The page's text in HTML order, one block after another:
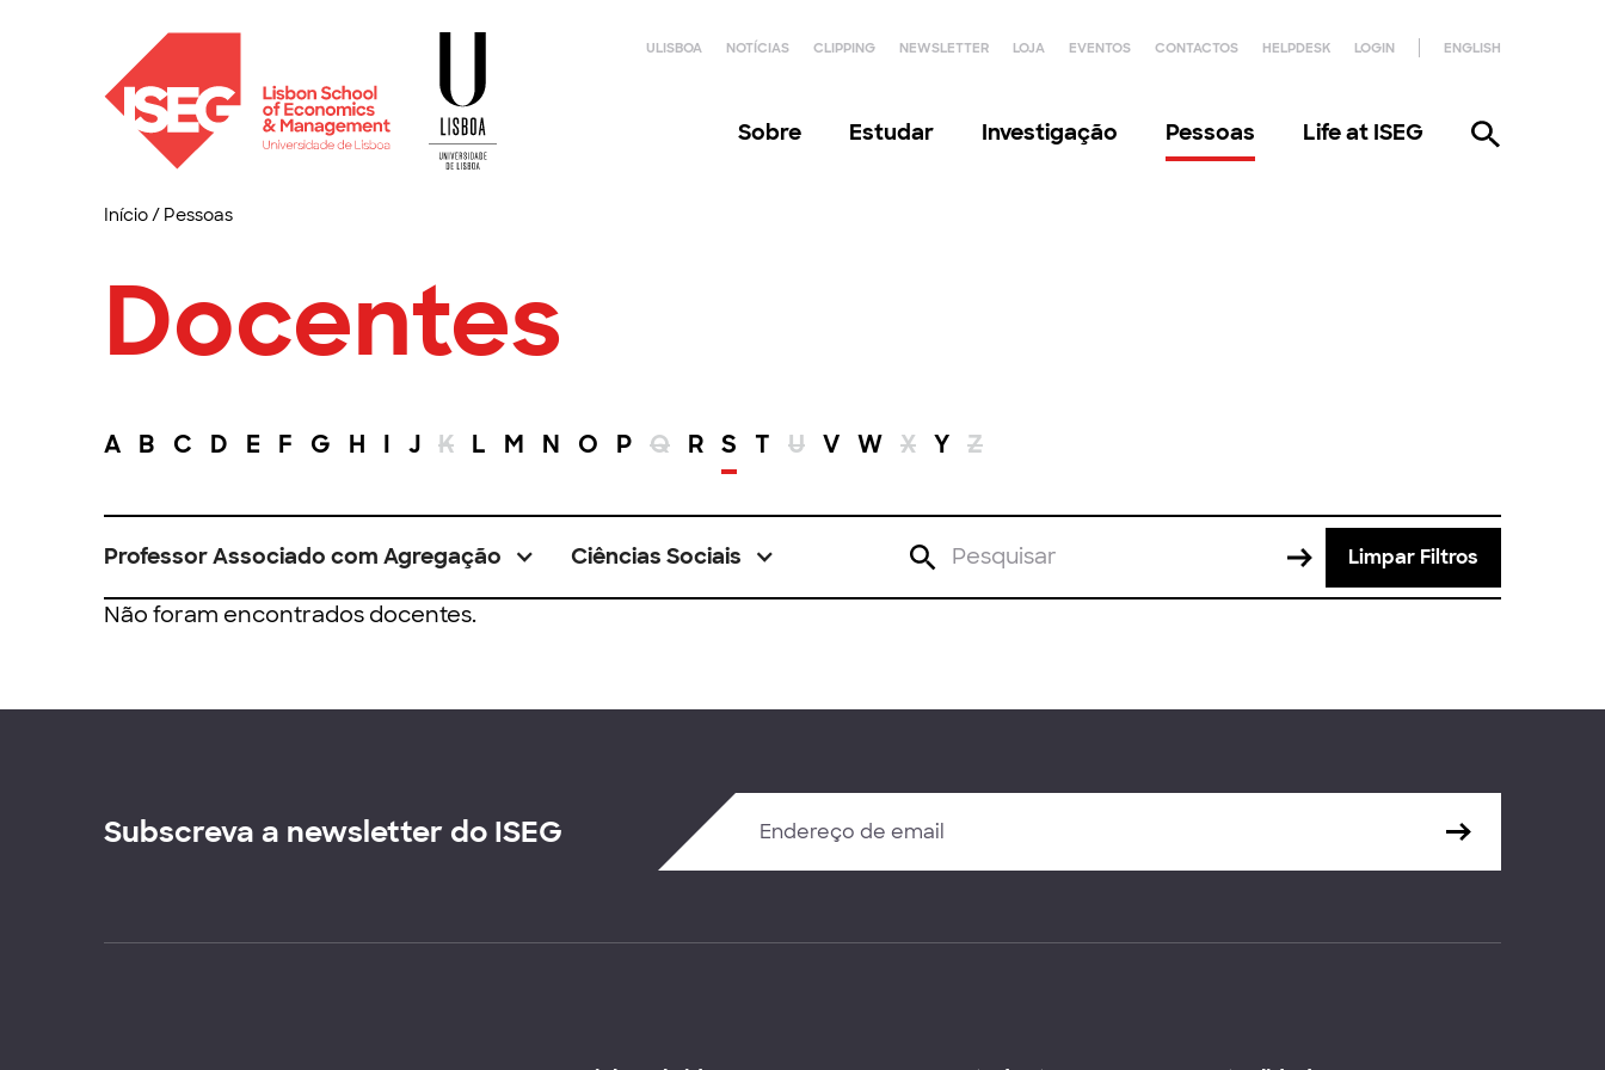
ULISBOA NOTÍCIAS CLIPPING NEWSLETTER LOJA EVENTOS CONTACTOS HELPDESK LOGIN ENGLISH
Sobre Estudar Investigação Pessoas Life at ISEG
Início/ Pessoas
Docentes
A B C D E F G H I J K L M N O P Q R S T U V W X Y Z
Professor Associado com Agregação Ciências Sociais Limpar Filtros
Não foram encontrados docentes.
Subscreva a newsletter do ISEG